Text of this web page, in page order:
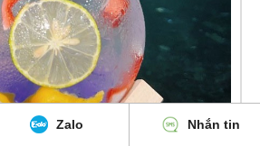
Zalo Nhắn tin